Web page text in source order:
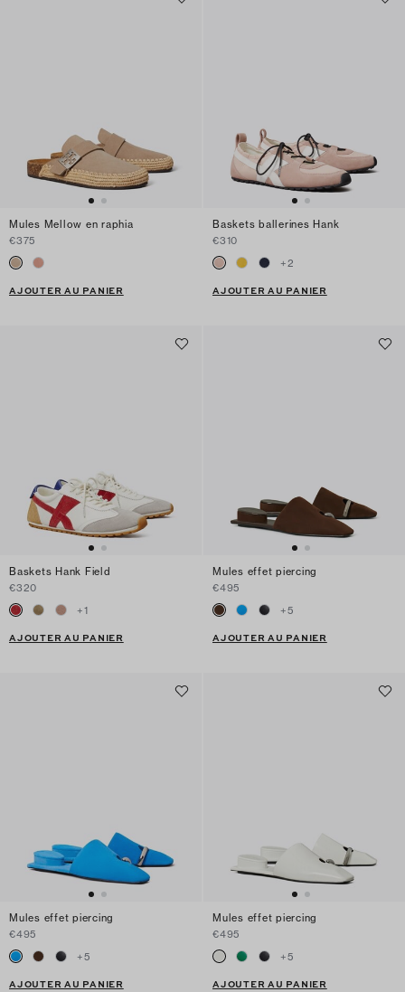
Mules Mellow en raphia
€375
AJOUTER AU PANIER
Baskets ballerines Hank
€310
+2
AJOUTER AU PANIER
Baskets Hank Field
€320
+1
AJOUTER AU PANIER
Mules effet piercing
€495
+5
AJOUTER AU PANIER
Mules effet piercing
€495
+5
AJOUTER AU PANIER
Mules effet piercing
€495
+5
AJOUTER AU PANIER